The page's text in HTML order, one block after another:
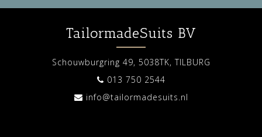
TailormadeSuits BV
Schouwburgring 49, 5038TK, TILBURG
013 750 2544
info@tailormadesuits.nl